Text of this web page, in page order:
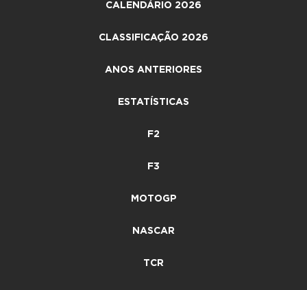
CALENDÁRIO 2026
CLASSIFICAÇÃO 2026
ANOS ANTERIORES
ESTATÍSTICAS
F2
F3
MOTOGP
NASCAR
TCR